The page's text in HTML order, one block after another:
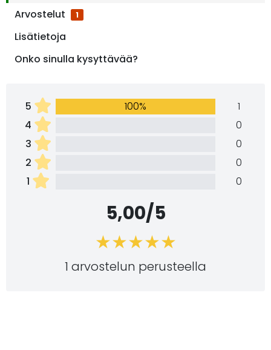
Arvostelut
1
Lisätietoja
Onko sinulla kysyttävää?
5 100%
1
4
0
3
0
2
0
1
0
5,00/5
1 arvostelun perusteella